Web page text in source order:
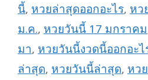
นี้, หวยล่าสุดออกอะไร, หว
ม.ค., หวยวันนี้ 17 มกราคม
มา, หวยวันนี้งวดนี้ออกอะไ
ล่าสุด, หวยวันนี้ล่าสุด, หว